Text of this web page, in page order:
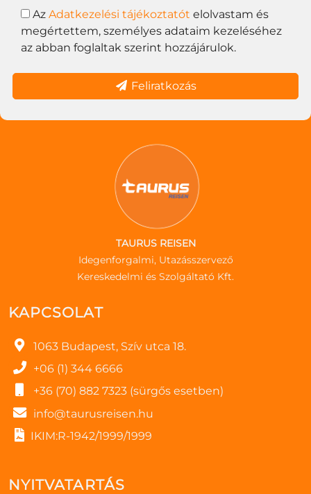
Az Adatkezelési tájékoztatót elolvastam és
megértettem, személyes adataim kezeléséhez
az abban foglaltak szerint hozzájárulok.
Feliratkozás
TAURUS REISEN
Idegenforgalmi, Utazásszervező
Kereskedelmi és Szolgáltató Kft.
KAPCSOLAT
1063 Budapest, Szív utca 18.
+06 (1) 344 6666
+36 (70) 882 7323 (sürgős esetben)
info@taurusreisen.hu
IKIM:R-1942/1999/1999
NYITVATARTÁS